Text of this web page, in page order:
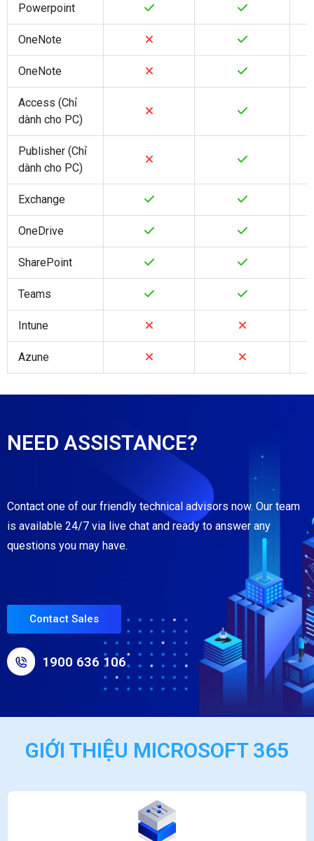
Powerpoint
OneNote
OneNote
Access (Chỉ
dành cho PC)
Publisher (Chỉ
dành cho PC)
Exchange
OneDrive
SharePoint
Teams
Intune
Azune
NEED ASSISTANCE?
Contact one of our friendly technical advisors now. Our team
is available 24/7 via live chat and ready to answer any
questions you may have.
Contact Sales
1900 636 106
GIỚI THIỆU MICROSOFT 365